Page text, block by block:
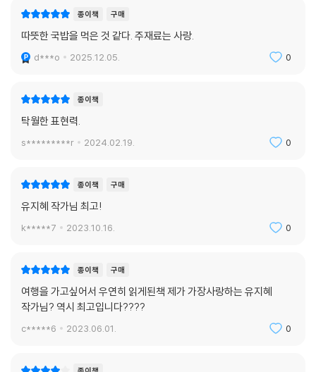
종이책 구매
따뜻한 국밥을 먹은 것 같다. 주재료는 사랑.
d***o 2025.12.05. 0
종이책
탁월한 표현력.
s*********r 2024.02.19. 0
종이책 구매
유지혜 작가님 최고!
k*****7 2023.10.16. 0
종이책 구매
여행을 가고싶어서 우연히 읽게된책 제가 가장사랑하는 유지혜
작가님? 역시 최고입니다????
c*****6 2023.06.01. 0